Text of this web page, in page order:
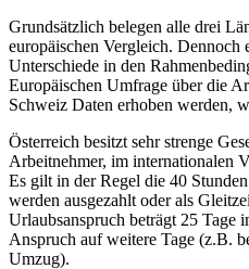
Grundsätzlich belegen alle drei
europäischen Vergleich. Dennoch
Unterschiede in den
Europäischen Umfrage über die
Schweiz Daten erhoben werden,
Österreich besitzt sehr strenge
Arbeitnehmer, im internationalen
Es gilt in der Regel die 40
werden ausgezahlt oder als
Urlaubsanspruch beträgt 25 Tage
Anspruch auf weitere Tage (z.B.
Umzug).